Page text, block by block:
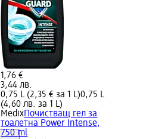
1,76 €
3,44 лв.
0,75 L (2,35 € за 1 L)0,75 L
(4,60 лв. за 1 L)
MedixПочистващ гел за
тоалетна Power Intense,
750 ml